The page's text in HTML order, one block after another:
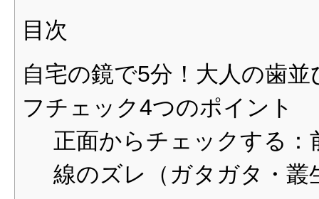
目次
自宅の鏡で5分！大人の歯
フチェック4つのポイント
正面からチェックする：
線のズレ（ガタガタ・叢